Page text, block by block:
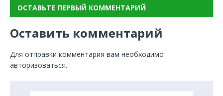
ОСТАВЬТЕ ПЕРВЫЙ КОММЕНТАРИЙ
Оставить комментарий
Для отправки комментария вам необходимо
авторизоваться.